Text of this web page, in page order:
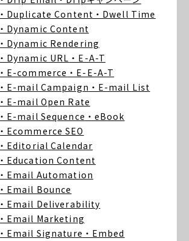
・Duplicate Content ・Dwell Time
・Dynamic Content
・Dynamic Rendering
・Dynamic URL ・E-A-T
・E-commerce ・E-E-A-T
・E-mail Campaign ・E-mail List
・E-mail Open Rate
・E-mail Sequence ・eBook
・Ecommerce SEO
・Editorial Calendar
・Education Content
・Email Automation
・Email Bounce
・Email Deliverability
・Email Marketing
・Email Signature ・Embed